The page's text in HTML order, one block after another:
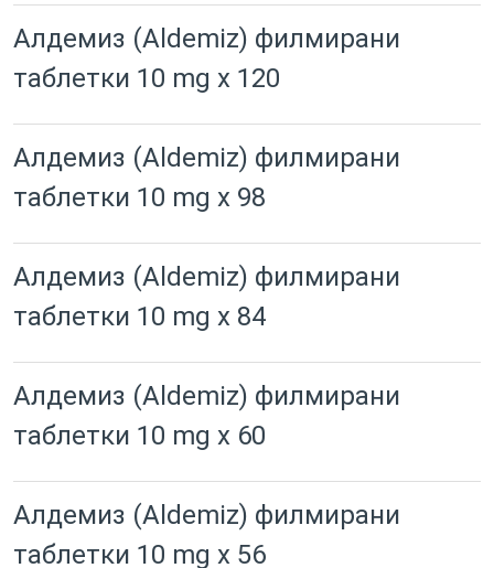
Алдемиз (Aldemiz) филмирани
таблетки 10 mg x 120
Алдемиз (Aldemiz) филмирани
таблетки 10 mg x 98
Алдемиз (Aldemiz) филмирани
таблетки 10 mg x 84
Алдемиз (Aldemiz) филмирани
таблетки 10 mg x 60
Алдемиз (Aldemiz) филмирани
таблетки 10 mg x 56